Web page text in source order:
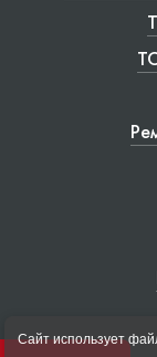
Сайт использует